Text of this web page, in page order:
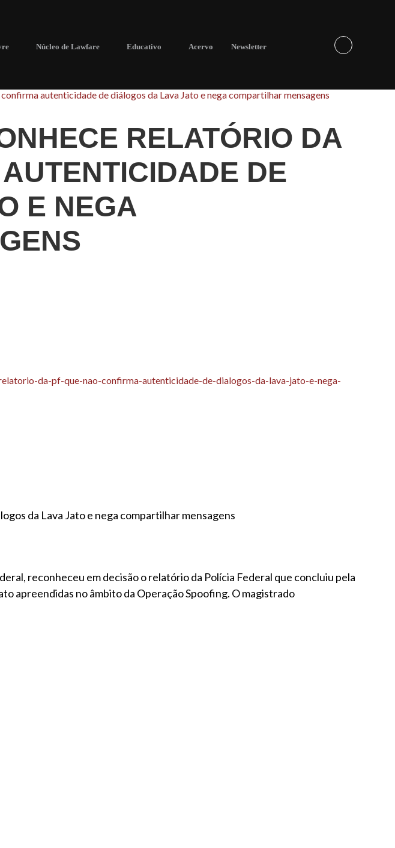
Núcleo de Lawfare Educativo Acervo Newsletter
autenticidade de diálogos da Lava Jato e nega compartilhar mensagens
RELATÓRIO DA
DE
E NEGA
da-pf-que-nao-confirma-autenticidade-de-dialogos-da-lava-jato-e-nega-
da Lava Jato e nega compartilhar mensagens
reconheceu em decisão o relatório da Polícia Federal que concluiu pela
apreendidas no âmbito da Operação Spoofing. O magistrado